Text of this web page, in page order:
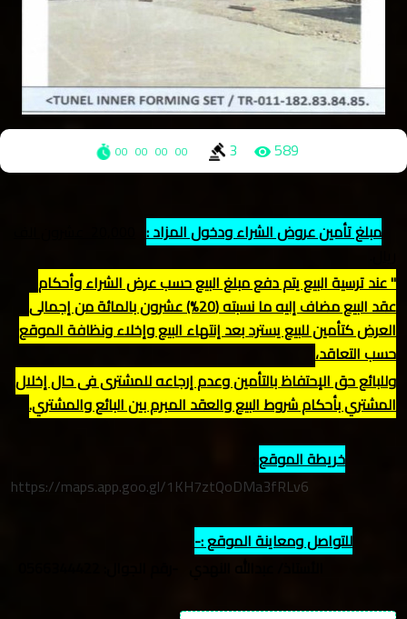
589
3
00
00
00
00
مبلغ تأمين عروض الشراء ودخول المزاد :
" عند ترسية البيع يتم دفع مبلغ البيع حسب عرض الشراء وأحكام
عقد البيع مضاف إليه ما نسبته (20%) عشرون بالمائة من إجمالي
العرض كتأمين للبيع يسترد بعد إنتهاء البيع وإخلاء ونظافة الموقع
حسب التعاقد،
وللبائع حق الإحتفاظ بالتأمين وعدم إرجاعه للمشتري في حال إخلال
المشتري بأحكام شروط البيع والعقد المبرم بين البائع والمشتري.
خريطة الموقع
https://maps.app.goo.gl/1KH7ztQoDMa3fRLv6
للتواصل ومعاينة الموقع :-